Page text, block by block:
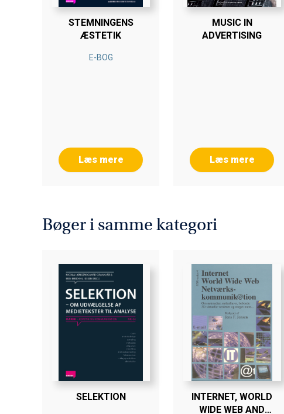
STEMNINGENS
ÆSTETIK
E-BOG
Læs mere
MUSIC IN
ADVERTISING
Læs mere
Bøger i samme kategori
SELEKTION
INTERNET, WORLD
WIDE WEB AND